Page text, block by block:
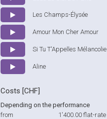
Les Champs-Élysée
Amour Mon Cher Amour
Si Tu T'Appelles Mélancolie
Aline
Costs [CHF]
Depending on the performance
from
1'400.00 flat-rate